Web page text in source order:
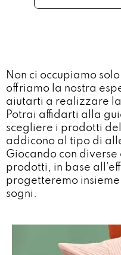
Non ci occupiamo
offriamo la nostra
aiutarti a realizzare
Potrai affidarti alla
scegliere i prodotti
addicono al tipo di
Giocando con
prodotti, in base
progetteremo
sogni.